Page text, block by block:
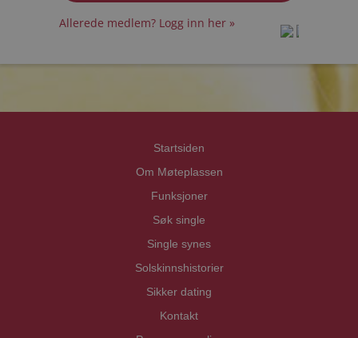
Allerede medlem? Logg inn her »
Startsiden
Om Møteplassen
Funksjoner
Søk single
Single synes
Solskinnshistorier
Sikker dating
Kontakt